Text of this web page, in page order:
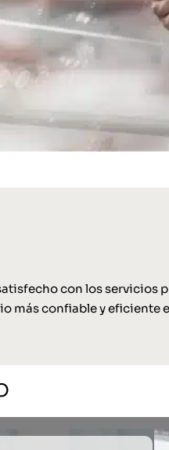
con los servicios
más confiable y